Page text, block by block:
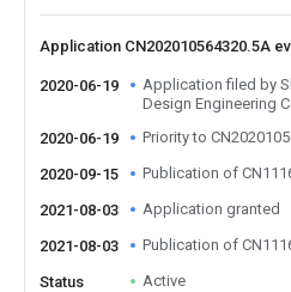
Application CN202010564320.5A
2020-06-19
Application filed by
Design Engineering
2020-06-19
Priority to
2020-09-15 Publication of
2021-08-03 Application granted
2021-08-03 Publication of
Status Active